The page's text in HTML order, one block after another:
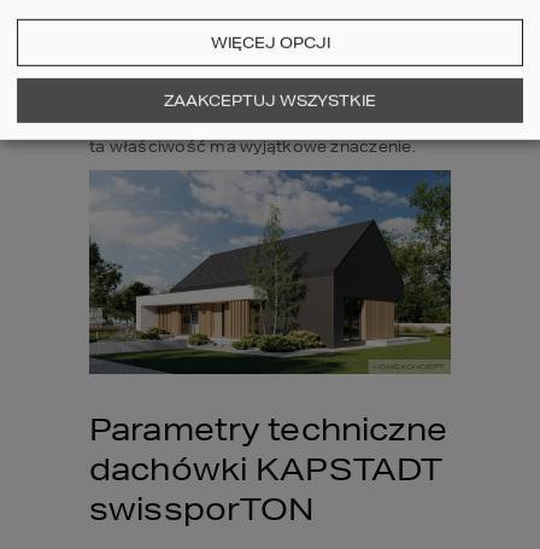
użytkowaniu: dachówka cementowa o
optymalnej masie tłumi dźwięki deszczu i
gradu w stopniu nieosiągalnym dla lekkich
pokryć blaszanych. W parterowym domu,
gdzie dach jest bliżej pomieszczeń
mieszkalnych niż w budynkach piętrowych,
ta właściwość ma wyjątkowe znaczenie.
Parametry techniczne
dachówki KAPSTADT
swissporTON
WIĘCEJ OPCJI
ZAAKCEPTUJ WSZYSTKIE